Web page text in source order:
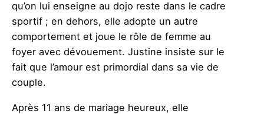
qu’on lui enseigne au dojo reste dans le cadre
sportif ; en dehors, elle adopte un autre
comportement et joue le rôle de femme au
foyer avec dévouement. Justine insiste sur le
fait que l’amour est primordial dans sa vie de
couple.
Après 11 ans de mariage heureux, elle